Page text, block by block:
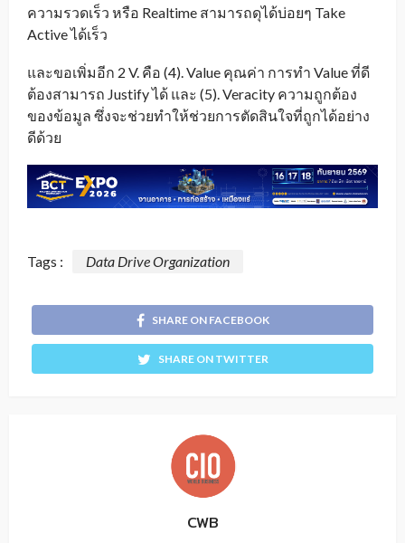
ความรวดเร็ว หรือ Realtime สามารถดุได้บ่อยๆ Take
Active ได้เร็ว
และขอเพิ่มอีก 2 V. คือ (4). Value คุณค่า การทำ Value ที่ดี
ต้องสามารถ Justify ได้ และ (5). Veracity ความถูกต้อง
ของข้อมูล ซึ่งจะช่วยทำให้ช่วยการตัดสินใจที่ถูกได้อย่าง
ดีด้วย
Tags : Data Drive Organization
SHARE ON FACEBOOK
SHARE ON TWITTER
CWB